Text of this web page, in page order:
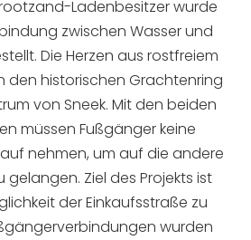
Ladenbesitzer wurde
zwischen Wasser und
Die Herzen aus rostfreiem
den historischen Grachtenring
von Sneek. Mit den beiden
müssen Fußgänger keine
nehmen, um auf die andere
gelangen. Ziel des Projekts ist
der Einkaufsstraße zu
wurden